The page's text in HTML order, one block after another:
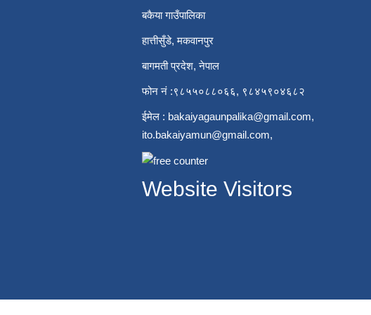
बकैया गाउँपालिका
हात्तीसुँडे, मकवानपुर
बागमती प्रदेश, नेपाल
फोन नं :९८५५०८८०६६, ९८४५९०४६८२
ईमेल : bakaiyagaunpalika@gmail.com,
ito.bakaiyamun@gmail.com,
Website Visitors